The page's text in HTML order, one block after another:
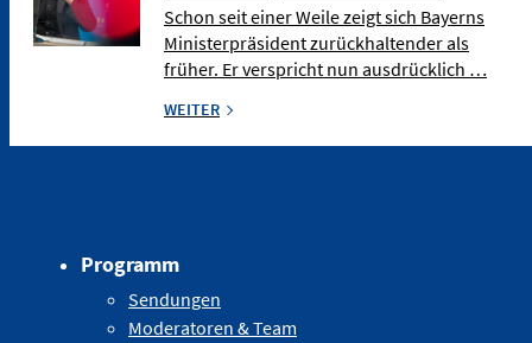
Schon seit einer Weile zeigt sich Bayerns
Ministerpräsident zurückhaltender als
früher. Er verspricht nun ausdrücklich …
WEITER
Programm
Sendungen
Moderatoren & Team